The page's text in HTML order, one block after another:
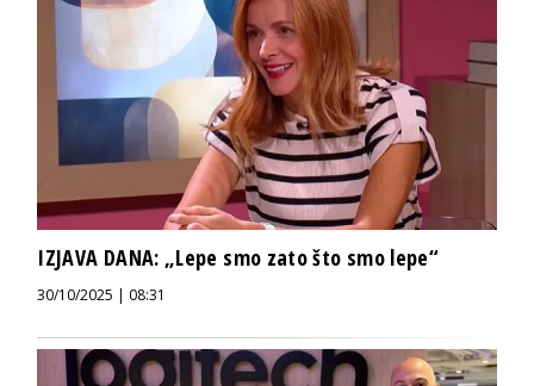
IZJAVA DANA: „Lepe smo zato što smo lepe“
30/10/2025 | 08:31